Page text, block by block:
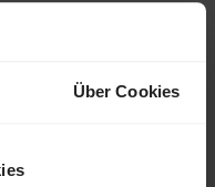
Über Cookies